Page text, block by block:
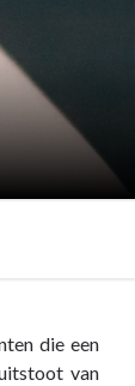
die een
van